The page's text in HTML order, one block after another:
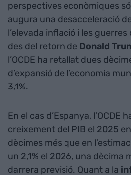
perspectives econòmiques
augura una desacceleració
l’elevada inflació i les
des del retorn de Donald
l’OCDE ha retallat dues
d’expansió de l’economia
3,1%.
En el cas d’Espanya, l’OCDE
creixement del PIB el 2025
dècimes més que en
un 2,1% el 2026, una dècima
darrera previsió. Quant a la